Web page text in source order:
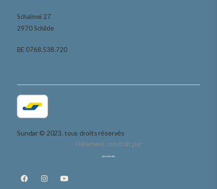
Schalmei 27
2970 Schilde
BE 0768.538.720
Sundar © 2023. tous droits réservés
Fièrement construit par